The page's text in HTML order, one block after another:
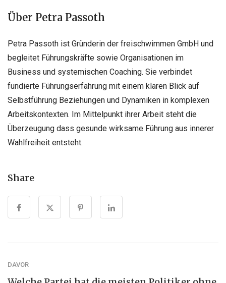
Über Petra Passoth
Petra Passoth ist Gründerin der freischwimmen GmbH und
begleitet Führungskräfte sowie Organisationen im
Business und systemischen Coaching. Sie verbindet
fundierte Führungserfahrung mit einem klaren Blick auf
Selbstführung Beziehungen und Dynamiken in komplexen
Arbeitskontexten. Im Mittelpunkt ihrer Arbeit steht die
Überzeugung dass gesunde wirksame Führung aus innerer
Wahlfreiheit entsteht.
Share
DAVOR